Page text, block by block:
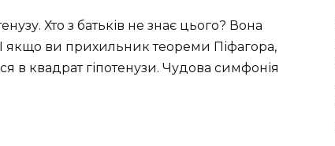
Хто з батьків не знає цього? Вона
якщо ви прихильник теореми Піфагора,
в квадрат гіпотенузи. Чудова симфонія